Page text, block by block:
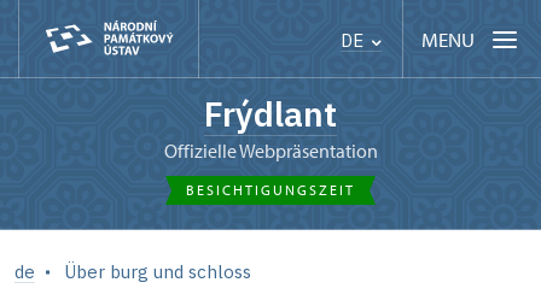
DE MENU
Frýdlant
offizielle Webpräsentation
BESICHTIGUNGSZEIT
de Über burg und schloss